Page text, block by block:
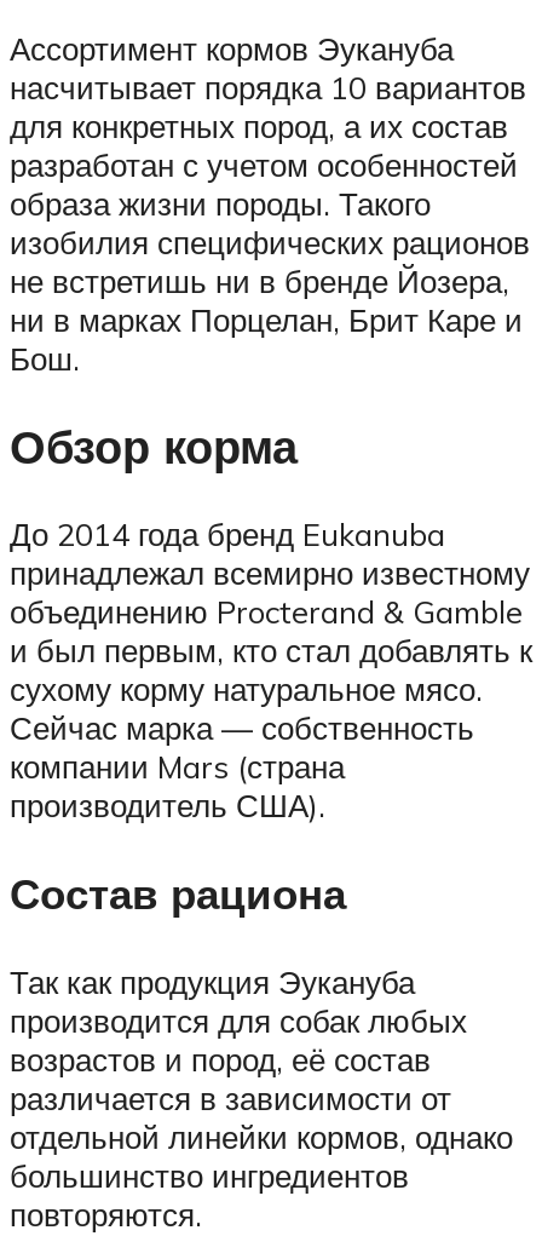
Ассортимент кормов Эукануба
насчитывает порядка 10 вариантов
для конкретных пород, а их состав
разработан с учетом особенностей
образа жизни породы. Такого
изобилия специфических рационов
не встретишь ни в бренде Йозера,
ни в марках Порцелан, Брит Каре и
Бош.
Обзор корма
До 2014 года бренд Eukanuba
принадлежал всемирно известному
объединению Procterand & Gamble
и был первым, кто стал добавлять к
сухому корму натуральное мясо.
Сейчас марка — собственность
компании Mars (страна
производитель США).
Состав рациона
Так как продукция Эукануба
производится для собак любых
возрастов и пород, её состав
различается в зависимости от
отдельной линейки кормов, однако
большинство ингредиентов
повторяются.